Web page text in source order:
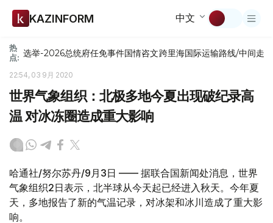
KAZINFORM 中文
热
点: 选举-2026总统府任免事件国情咨文跨里海国际运输路线/中间走廊
22:54, 03 9月 2020
世界气象组织：北极多地今夏出现破纪录高
温 对冰冻圈造成重大影响
哈通社/努尔苏丹/9月3日 —— 据联合国新闻处消息，世界
气象组织2日表示，北半球从今天起已经进入秋天。今年夏
天，多地报告了新的气温记录，对冰架和冰川造成了重大影
响。